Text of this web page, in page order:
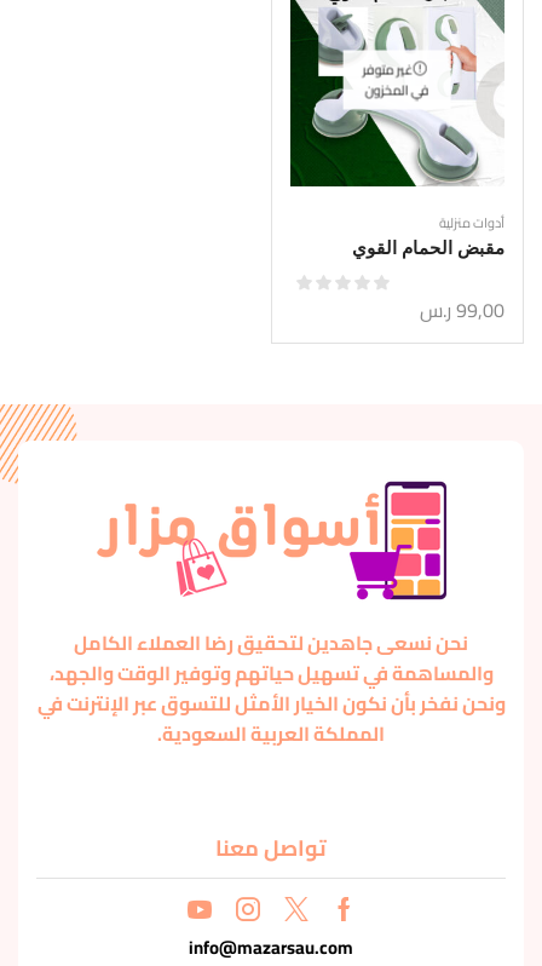
غير متوفر
في المخزون
أدوات منزلية
مقبض الحمام القوي
99,00ر.س
نحن نسعى جاهدين لتحقيق رضا العملاء الكامل
والمساهمة في تسهيل حياتهم وتوفير الوقت والجهد،
ونحن نفخر بأن نكون الخيار الأمثل للتسوق عبر الإنترنت في
المملكة العربية السعودية.
تواصل معنا
info@mazarsau.com